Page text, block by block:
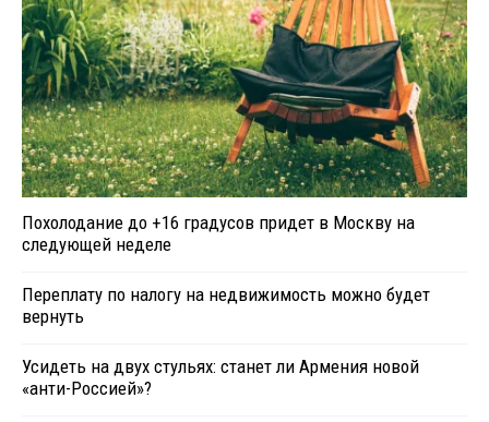
Похолодание до +16 градусов придет в Москву на
следующей неделе
Переплату по налогу на недвижимость можно будет
вернуть
Усидеть на двух стульях: станет ли Армения новой
«анти-Россией»?